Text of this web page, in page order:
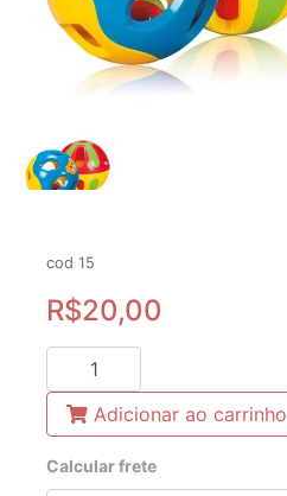
cod 15
R$20,00
Adicionar ao carrinho
Calcular frete